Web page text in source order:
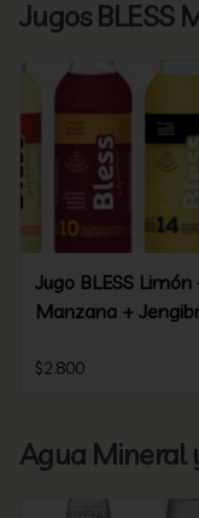
Jugos BLESS
Jugo BLESS Limón
Manzana +
$2.800
Agua Mineral